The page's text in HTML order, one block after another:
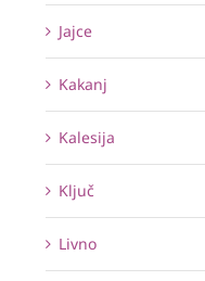
Jajce
Kakanj
Kalesija
Ključ
Livno